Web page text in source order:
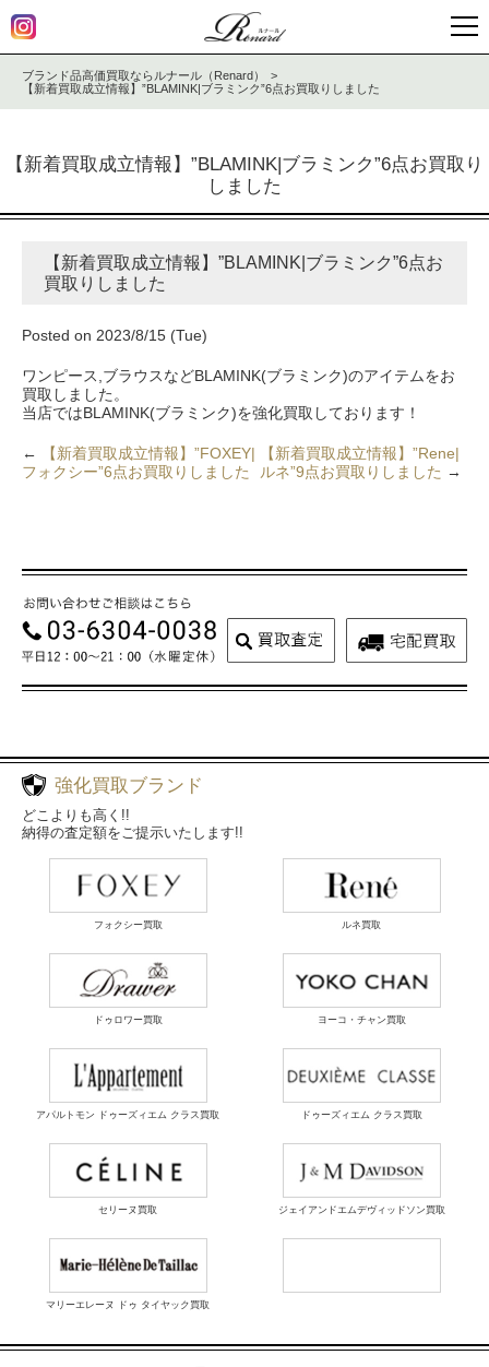
ブランド品高価買取ならルナール（Renard）
【新着買取成立情報】”BLAMINK|ブラミンク”6点お買取りしました
【新着買取成立情報】”BLAMINK|ブラミンク”6点お買取り
しました
【新着買取成立情報】”BLAMINK|ブラミンク”6点お
買取りしました
Posted on 2023/8/15 (Tue)
ワンピース,ブラウスなどBLAMINK(ブラミンク)のアイテムをお
買取しました。
当店ではBLAMINK(ブラミンク)を強化買取しております！
←
【新着買取成立情報】”FOXEY|
フォクシー”6点お買取りしました
【新着買取成立情報】”Rene|
ルネ”9点お買取りしました →
強化買取ブランド
どこよりも高く!!
納得の査定額をご提示いたします!!
フォクシー買取 ルネ買取
ドゥロワー買取 ヨーコ・チャン買取
アパルトモン ドゥーズィエム クラス買取 ドゥーズィエム クラス買取
セリーヌ買取 ジェイアンドエムデヴィッドソン買取
マリーエレーヌ ドゥ タイヤック買取